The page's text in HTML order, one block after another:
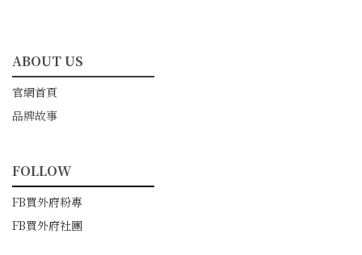
ABOUT US
━━━━━━━━━━━
官網首頁
品牌故事
FOLLOW
━━━━━━━━━━━
FB買外府粉專
FB買外府社團